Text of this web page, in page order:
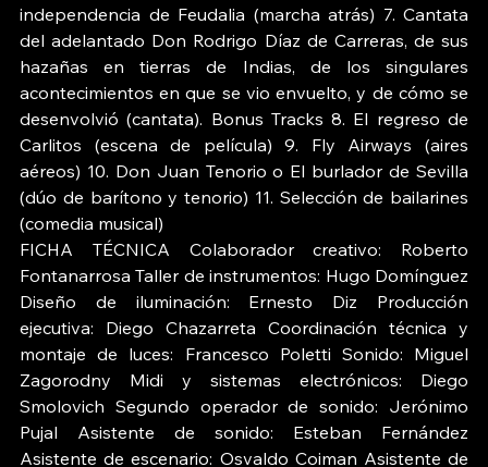
independencia de Feudalia (marcha atrás) 7. Cantata
del adelantado Don Rodrigo Díaz de Carreras, de sus
hazañas en tierras de Indias, de los singulares
acontecimientos en que se vio envuelto, y de cómo se
desenvolvió (cantata). Bonus Tracks 8. El regreso de
Carlitos (escena de película) 9. Fly Airways (aires
aéreos) 10. Don Juan Tenorio o El burlador de Sevilla
(dúo de barítono y tenorio) 11. Selección de bailarines
(comedia musical)
FICHA TÉCNICA Colaborador creativo: Roberto
Fontanarrosa Taller de instrumentos: Hugo Domínguez
Diseño de iluminación: Ernesto Diz Producción
ejecutiva: Diego Chazarreta Coordinación técnica y
montaje de luces: Francesco Poletti Sonido: Miguel
Zagorodny Midi y sistemas electrónicos: Diego
Smolovich Segundo operador de sonido: Jerónimo
Pujal Asistente de sonido: Esteban Fernández
Asistente de escenario: Osvaldo Coiman Asistente de